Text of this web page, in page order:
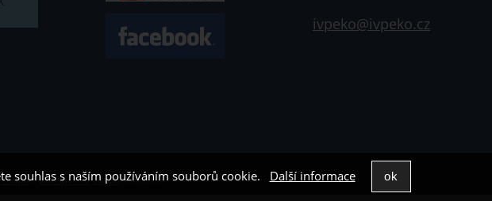
ivpeko@ivpeko.cz
apronájem e-shopuShop5.cz
souhlas s naším používáním souborů cookie. Další informace